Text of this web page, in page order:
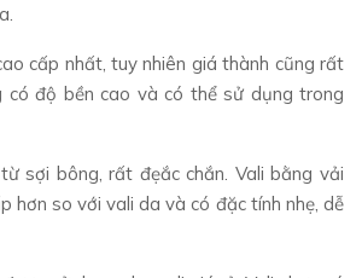
cấp nhất, tuy nhiên giá thành cũng rất
có độ bền cao và có thể sử dụng trong
sợi bông, rất đẹắc chắn. Vali bằng vải
hơn so với vali da và có đặc tính nhẹ, dễ